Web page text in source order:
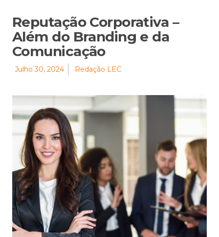
Reputação Corporativa –
Além do Branding e da
Comunicação
Julho 30, 2024 Redação LEC